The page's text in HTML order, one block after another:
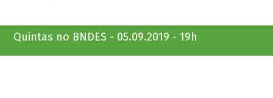
Quintas no BNDES - 05.09.2019 - 19h